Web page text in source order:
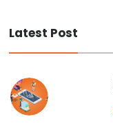
Latest Post